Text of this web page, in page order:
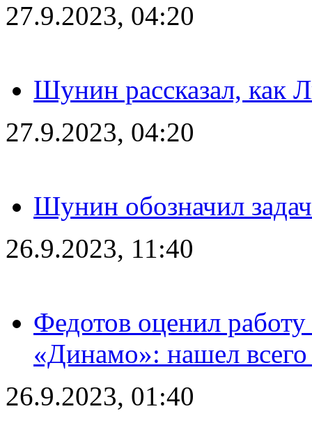
27.9.2023, 04:20
Шунин рассказал, как
27.9.2023, 04:20
Шунин обозначил
26.9.2023, 11:40
Федотов оценил
«Динамо»: нашел
26.9.2023, 01:40